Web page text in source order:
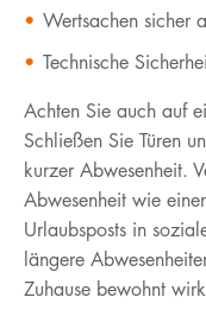
Wertsachen sicher
Technische
Achten Sie auch auf
Schließen Sie Türen
kurzer Abwesenheit.
Abwesenheit wie
Urlaubsposts in
längere
Zuhause bewohnt